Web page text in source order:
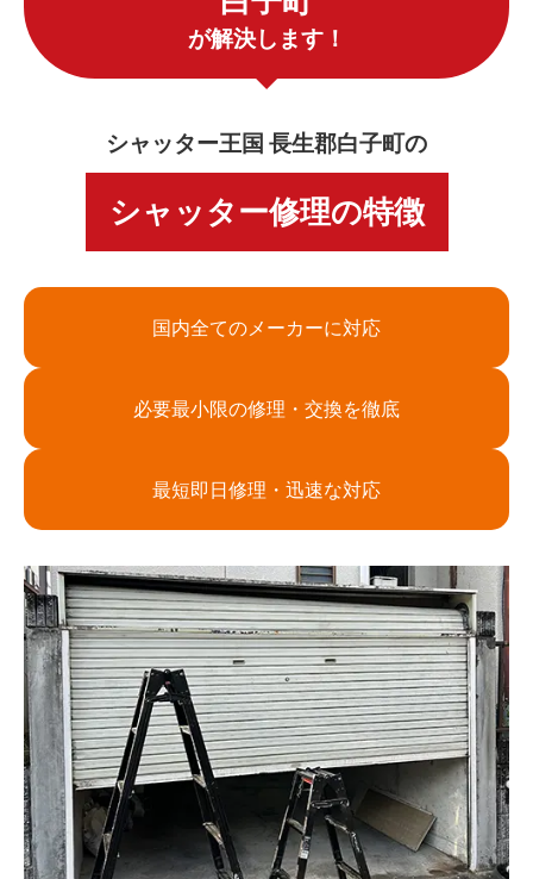
が解決します！
シャッター王国 長生郡白子町の
シャッター修理の特徴
国内全てのメーカーに対応
必要最小限の修理・交換を徹底
最短即日修理・迅速な対応